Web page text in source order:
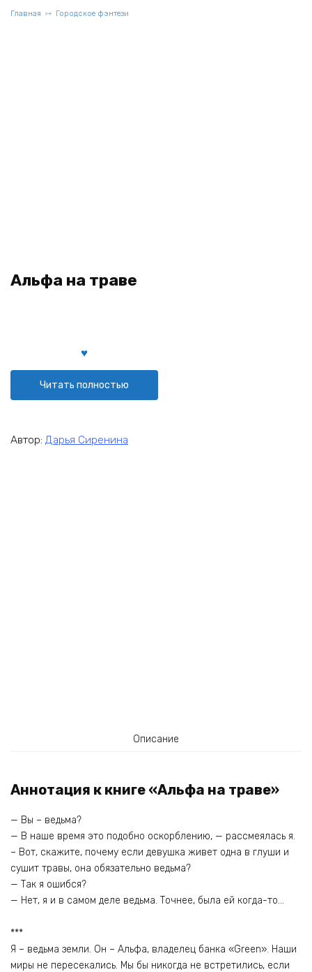
Главная Городское фэнтези
Альфа на траве
Читать полностью
Автор: Дарья Сиренина
Описание
Аннотация к книге «Альфа на траве»
— Вы – ведьма?
— В наше время это подобно оскорблению, — рассмеялась я.
– Вот, скажите, почему если девушка живет одна в глуши и
сушит травы, она обязательно ведьма?
— Так я ошибся?
— Нет, я и в самом деле ведьма. Точнее, была ей когда-то…
***
Я – ведьма земли. Он – Альфа, владелец банка «Green». Наши
миры не пересекались. Мы бы никогда не встретились, если